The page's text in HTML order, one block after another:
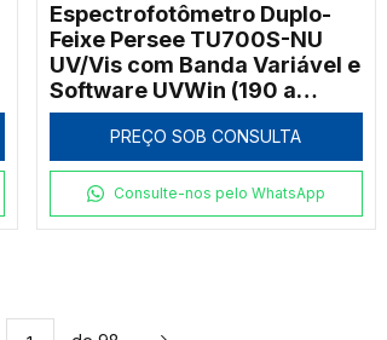
Espectrofotômetro Duplo-
Feixe Persee TU700S-NU
UV/Vis com Banda Variável e
Software UVWin (190 a
1100nm)
PREÇO SOB CONSULTA
Consulte-nos pelo WhatsApp